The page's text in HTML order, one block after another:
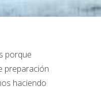
porque
preparación
haciendo